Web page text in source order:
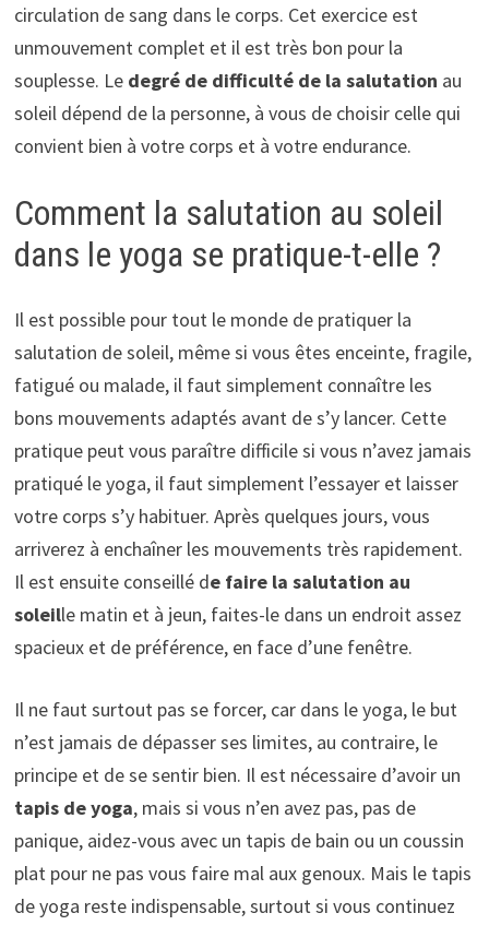
circulation de sang dans le corps. Cet exercice est
unmouvement complet et il est très bon pour la
souplesse. Le degré de difficulté de la salutation au
soleil dépend de la personne, à vous de choisir celle qui
convient bien à votre corps et à votre endurance.
Comment la salutation au soleil
dans le yoga se pratique-t-elle ?
Il est possible pour tout le monde de pratiquer la
salutation de soleil, même si vous êtes enceinte, fragile,
fatigué ou malade, il faut simplement connaître les
bons mouvements adaptés avant de s’y lancer. Cette
pratique peut vous paraître difficile si vous n’avez jamais
pratiqué le yoga, il faut simplement l’essayer et laisser
votre corps s’y habituer. Après quelques jours, vous
arriverez à enchaîner les mouvements très rapidement.
Il est ensuite conseillé de faire la salutation au
soleille matin et à jeun, faites-le dans un endroit assez
spacieux et de préférence, en face d’une fenêtre.
Il ne faut surtout pas se forcer, car dans le yoga, le but
n’est jamais de dépasser ses limites, au contraire, le
principe et de se sentir bien. Il est nécessaire d’avoir un
tapis de yoga, mais si vous n’en avez pas, pas de
panique, aidez-vous avec un tapis de bain ou un coussin
plat pour ne pas vous faire mal aux genoux. Mais le tapis
de yoga reste indispensable, surtout si vous continuez